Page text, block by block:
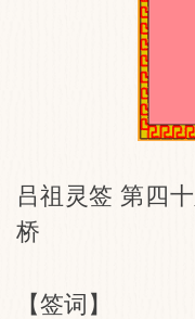
吕祖灵签 第四
桥
【签词】